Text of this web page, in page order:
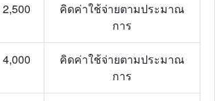
2,500
คิดค่าใช้จ่ายตามประมาณ
การ
4,000
คิดค่าใช้จ่ายตามประมาณ
การ